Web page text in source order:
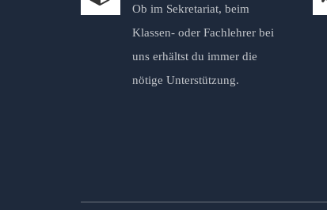
Ob im Sekretariat, beim
Klassen- oder Fachlehrer bei
uns erhältst du immer die
nötige Unterstützung.